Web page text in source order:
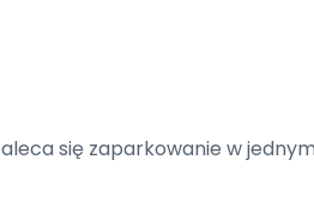
się zaparkowanie w